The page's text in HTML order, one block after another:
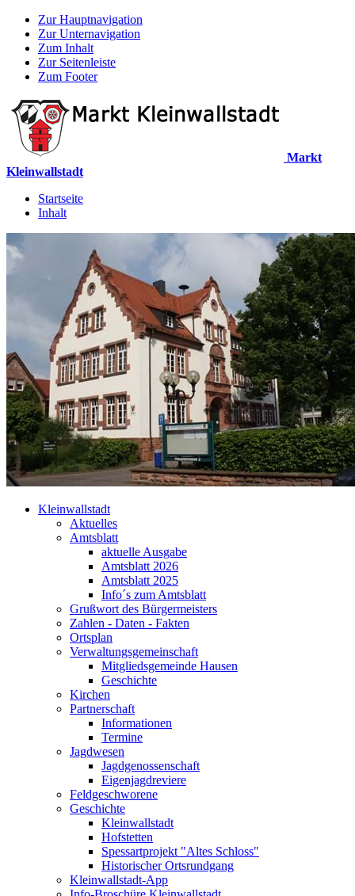
Zur Hauptnavigation
Zur Unternavigation
Zum Inhalt
Zur Seitenleiste
Zum Footer
Markt
Kleinwallstadt
Startseite
Inhalt
Kleinwallstadt
Aktuelles
Amtsblatt
aktuelle Ausgabe
Amtsblatt 2026
Amtsblatt 2025
Info´s zum Amtsblatt
Grußwort des Bürgermeisters
Zahlen - Daten - Fakten
Ortsplan
Verwaltungsgemeinschaft
Mitgliedsgemeinde Hausen
Geschichte
Kirchen
Partnerschaft
Informationen
Termine
Jagdwesen
Jagdgenossenschaft
Eigenjagdreviere
Feldgeschworene
Geschichte
Kleinwallstadt
Hofstetten
Spessartprojekt "Altes Schloss"
Historischer Ortsrundgang
Kleinwallstadt-App